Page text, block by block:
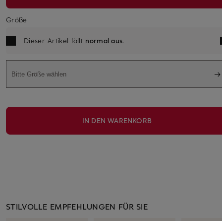
Größe
Dieser Artikel fällt normal aus.
Bitte Größe wählen
IN DEN WARENKORB
STILVOLLE EMPFEHLUNGEN FÜR SIE